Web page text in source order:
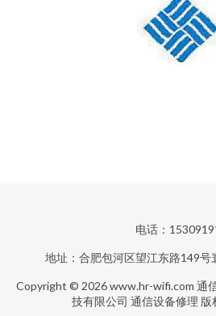
电话：
地址：合肥包河区望江东路149号
Copyright © 2026www.hr-wifi.com 通
技有限公司 通信设备修理 版